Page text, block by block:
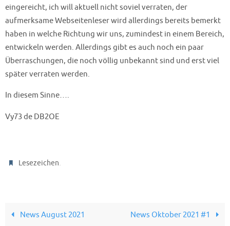
eingereicht, ich will aktuell nicht soviel verraten, der
aufmerksame Webseitenleser wird allerdings bereits bemerkt
haben in welche Richtung wir uns, zumindest in einem Bereich,
entwickeln werden. Allerdings gibt es auch noch ein paar
Überraschungen, die noch völlig unbekannt sind und erst viel
später verraten werden.
In diesem Sinne….
Vy73 de DB2OE
Lesezeichen.
News August 2021 News Oktober 2021 #1